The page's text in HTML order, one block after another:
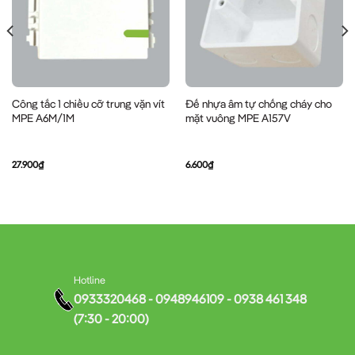
Công tắc 1 chiều cỡ trung vặn vít
MPE A6M/1M
27.900₫
Đế nhựa âm tự chống cháy cho
mặt vuông MPE A157V
6.600₫
Hotline
0933320468 - 0948946109 - 0938 461 348
(7:30 - 20:00)